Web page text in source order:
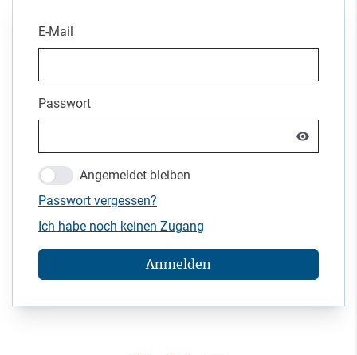
E-Mail
Passwort
Angemeldet bleiben
Passwort vergessen?
Ich habe noch keinen Zugang
Anmelden